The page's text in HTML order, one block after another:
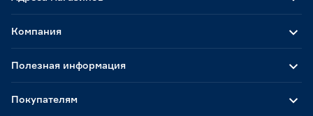
Компания
Полезная информация
Покупателям